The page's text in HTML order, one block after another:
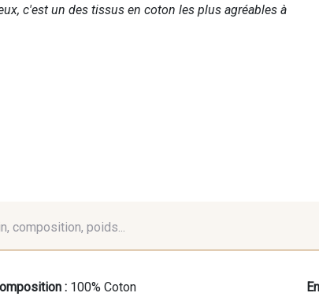
c'est un des tissus en coton les plus agréables à
composition, poids...
: 100% Coton